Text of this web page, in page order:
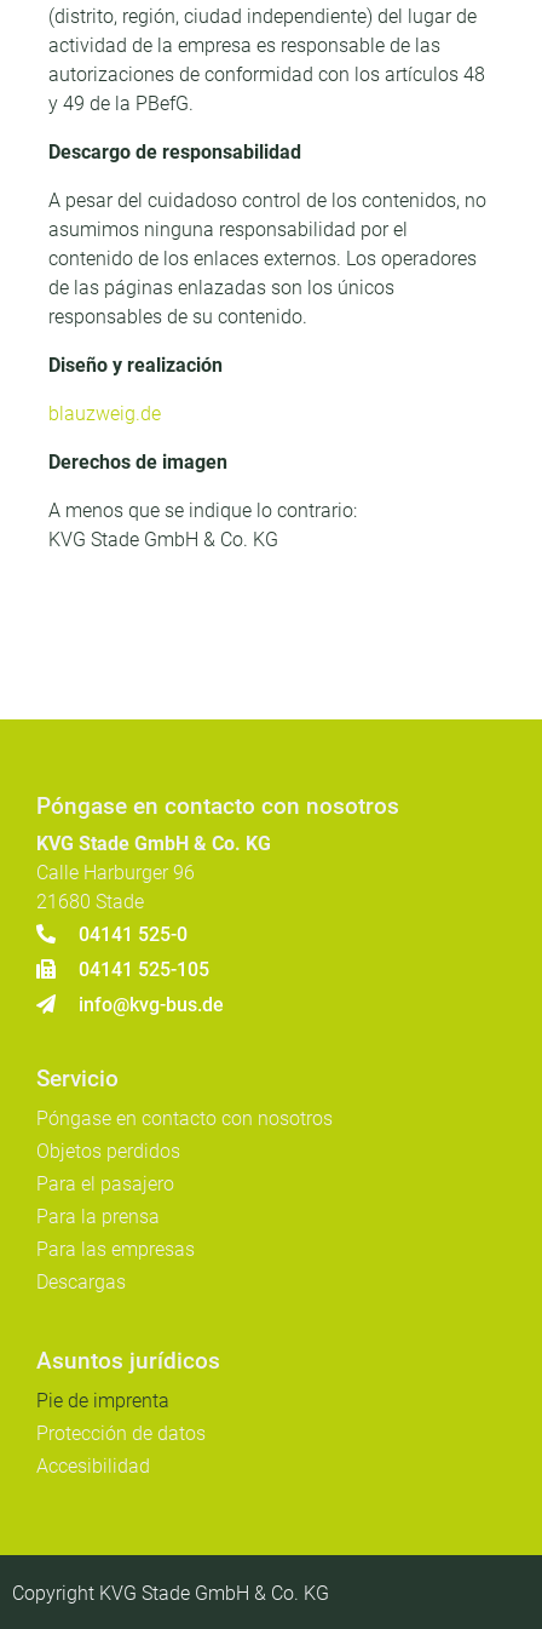
(distrito, región, ciudad independiente) del lugar de
actividad de la empresa es responsable de las
autorizaciones de conformidad con los artículos 48
y 49 de la PBefG.
Descargo de responsabilidad
A pesar del cuidadoso control de los contenidos, no
asumimos ninguna responsabilidad por el
contenido de los enlaces externos. Los operadores
de las páginas enlazadas son los únicos
responsables de su contenido.
Diseño y realización
blauzweig.de
Derechos de imagen
A menos que se indique lo contrario:
KVG Stade GmbH & Co. KG
Póngase en contacto con nosotros
KVG Stade GmbH & Co. KG
Calle Harburger 96
21680 Stade
04141 525-0
04141 525-105
info@kvg-bus.de
Servicio
Póngase en contacto con nosotros
Objetos perdidos
Para el pasajero
Para la prensa
Para las empresas
Descargas
Asuntos jurídicos
Pie de imprenta
Protección de datos
Accesibilidad
Copyright KVG Stade GmbH & Co. KG